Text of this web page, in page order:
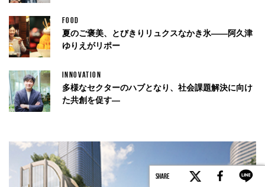
SHARE
FOOD
夏のご褒美、とびきりリュクスなかき氷——阿久津
ゆりえがリポー
INNOVATION
多様なセクターのハブとなり、社会課題解決に向け
た共創を促す—